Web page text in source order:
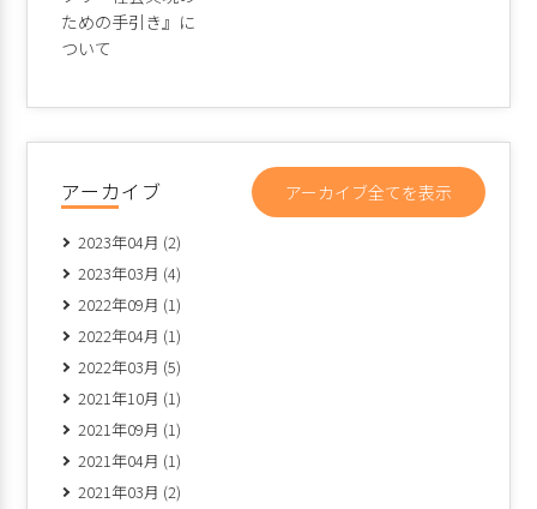
アーカイブ
2023年04月 (2)
2023年03月 (4)
2022年09月 (1)
2022年04月 (1)
2022年03月 (5)
2021年10月 (1)
2021年09月 (1)
2021年04月 (1)
2021年03月 (2)
アーカイブ全てを表示